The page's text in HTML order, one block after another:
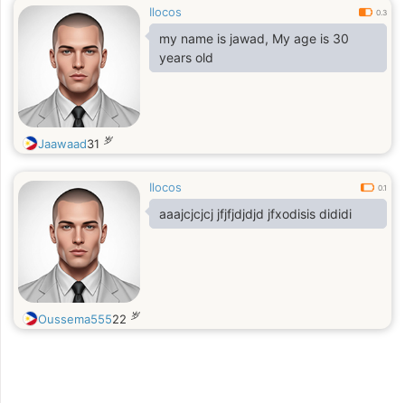
Ilocos 0.3
my name is jawad, My age is 30
years old
Jaawaad31 岁
Ilocos 0.1
aaajcjcjcj jfjfjdjdjd jfxodisis dididi
Oussema55522 岁